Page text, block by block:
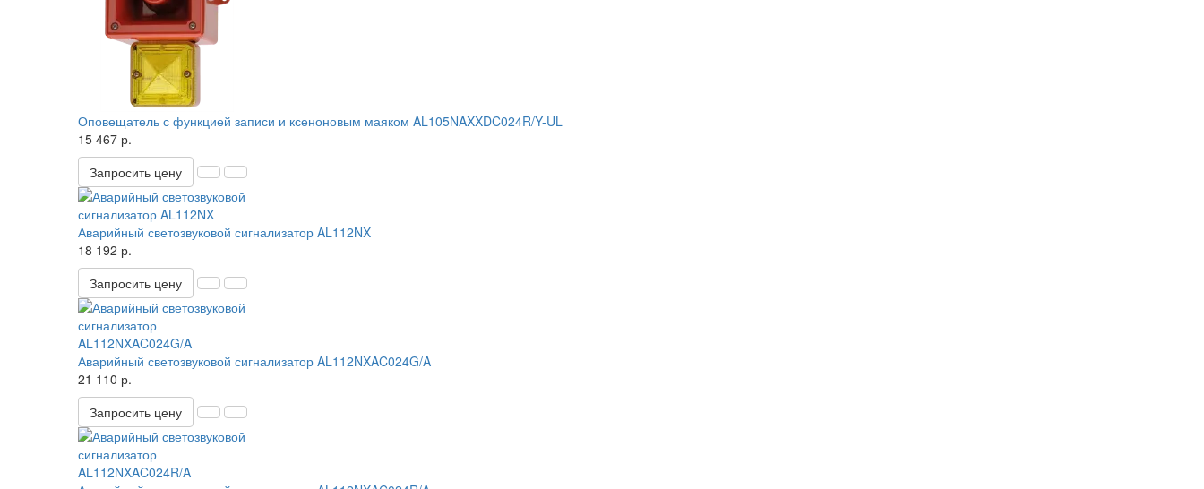
Оповещатель с функцией записи и ксеноновым маяком AL105NAXXDC024R/Y-UL
15 467 р.
Запросить цену
Аварийный светозвуковой сигнализатор AL112NX
18 192 р.
Запросить цену
Аварийный светозвуковой сигнализатор AL112NXAC024G/A
21 110 р.
Запросить цену